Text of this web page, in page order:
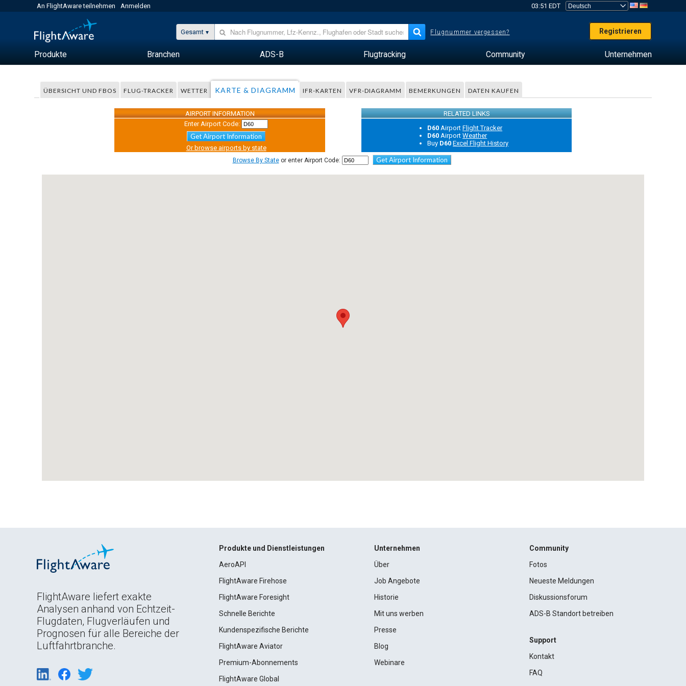
An FlightAware teilnehmen Anmelden 03:51 EDT
Gesamt Flugnummer vergessen? Registrieren
Produkte Branchen ADS-B Flugtracking Community Unternehmen
ÜBERSICHT UND FBOS FLUG-TRACKER WETTER KARTE & DIAGRAMM IFR-KARTEN VFR-DIAGRAMM BEMERKUNGEN DATEN KAUFEN
AIRPORT INFORMATION
RELATED LINKS
Enter Airport Code:
Get Airport Information
Or browse airports by state
D60 AirportFlight Tracker
D60 AirportWeather
Buy D60 Excel Flight History
Browse By Stateor enter Airport Code: Get Airport Information
FlightAware liefert exakte
Analysen anhand von Echtzeit-
Flugdaten, Flugverläufen und
Prognosen für alle Bereiche der
Luftfahrtbranche.
Produkte und Dienstleistungen
AeroAPI
FlightAware Firehose
FlightAware Foresight
Schnelle Berichte
Kundenspezifische Berichte
FlightAware Aviator
Premium-Abonnements
FlightAware Global
Unternehmen
Über
Job Angebote
Historie
Mit uns werben
Presse
Blog
Webinare
Community
Fotos
Neueste Meldungen
Diskussionsforum
ADS-B Standort betreiben
Support
Kontakt
FAQ